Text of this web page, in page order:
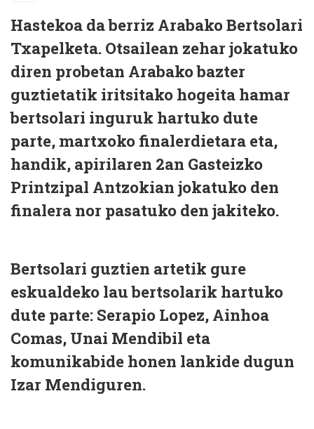
Hastekoa da berriz Arabako Bertsolari
Txapelketa. Otsailean zehar jokatuko
diren probetan Arabako bazter
guztietatik iritsitako hogeita hamar
bertsolari inguruk hartuko dute
parte, martxoko finalerdietara eta,
handik, apirilaren 2an Gasteizko
Printzipal Antzokian jokatuko den
finalera nor pasatuko den jakiteko.
Bertsolari guztien artetik gure
eskualdeko lau bertsolarik hartuko
dute parte: Serapio Lopez, Ainhoa
Comas, Unai Mendibil eta
komunikabide honen lankide dugun
Izar Mendiguren.